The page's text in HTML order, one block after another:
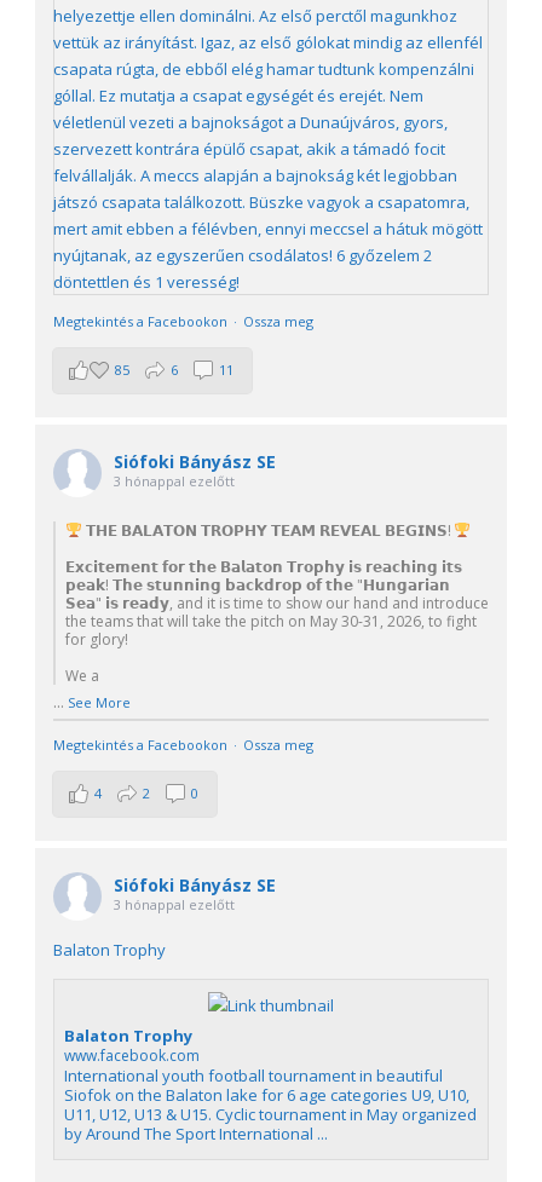
Megtekintés a Facebookon · Ossza meg
85 6 11
Siófoki Bányász SE
3 hónappal ezelőtt
𝗧𝗛𝗘 𝗕𝗔𝗟𝗔𝗧𝗢𝗡 𝗧𝗥𝗢𝗣𝗛𝗬 𝗧𝗘𝗔𝗠 𝗥𝗘𝗩𝗘𝗔𝗟 𝗕𝗘𝗚𝗜𝗡𝗦!
𝗘𝘅𝗰𝗶𝘁𝗲𝗺𝗲𝗻𝘁 𝗳𝗼𝗿 𝘁𝗵𝗲 𝗕𝗮𝗹𝗮𝘁𝗼𝗻 𝗧𝗿𝗼𝗽𝗵𝘆 𝗶𝘀 𝗿𝗲𝗮𝗰𝗵𝗶𝗻𝗴 𝗶𝘁𝘀
𝗽𝗲𝗮𝗸! 𝗧𝗵𝗲 𝘀𝘁𝘂𝗻𝗻𝗶𝗻𝗴 𝗯𝗮𝗰𝗸𝗱𝗿𝗼𝗽 𝗼𝗳 𝘁𝗵𝗲 "𝗛𝘂𝗻𝗴𝗮𝗿𝗶𝗮𝗻
𝗦𝗲𝗮" 𝗶𝘀 𝗿𝗲𝗮𝗱𝘆, and it is time to show our hand and introduce
the teams that will take the pitch on May 30-31, 2026, to fight
for glory!
We a
... See More
Megtekintés a Facebookon · Ossza meg
4 2 0
Siófoki Bányász SE
3 hónappal ezelőtt
Balaton Trophy
Balaton Trophy
www.facebook.com
International youth football tournament in beautiful
Siofok on the Balaton lake for 6 age categories U9, U10,
U11, U12, U13 & U15. Cyclic tournament in May organized
by Around The Sport International ...